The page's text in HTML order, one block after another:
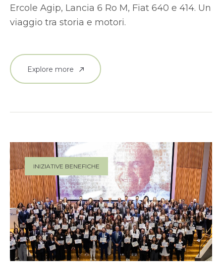
Ercole Agip, Lancia 6 Ro M, Fiat 640 e 414. Un
viaggio tra storia e motori.
Explore more
INIZIATIVE BENEFICHE